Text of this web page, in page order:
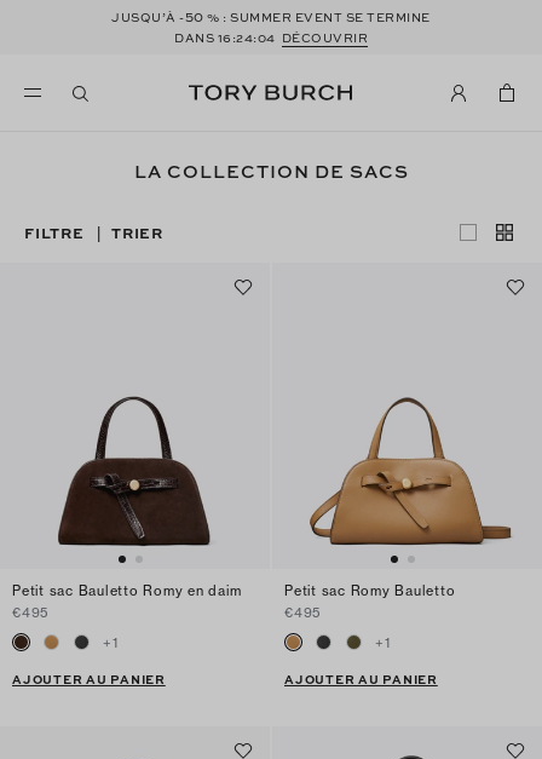
JUSQU’À -50 % : SUMMER EVENT SE TERMINE
DANS 16:24:03 DÉCOUVRIR
LA COLLECTION DE SACS
FILTRE | TRIER
Petit sac Bauletto Romy en daim
€495
+1
AJOUTER AU PANIER
Petit sac Romy Bauletto
€495
+1
AJOUTER AU PANIER